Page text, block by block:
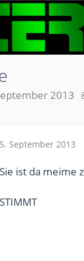
2013
5. September 2013
Sie ist da meime
STIMMT